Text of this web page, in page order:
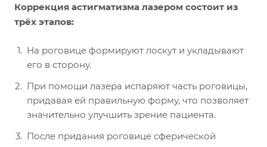
Коррекция астигматизма лазером состоит из
трёх этапов:
На роговице формируют лоскут и укладывают
его в сторону.
При помощи лазера испаряют часть роговицы,
придавая ей правильную форму, что позволяет
значительно улучшить зрение пациента.
После придания роговице сферической